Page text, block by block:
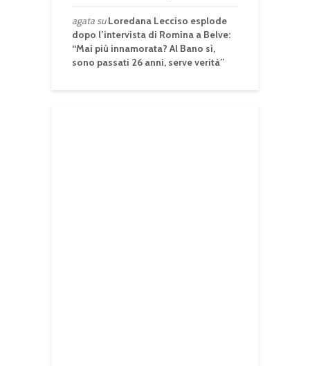
agatasuLoredana Lecciso esplode
dopo l’intervista di Romina a Belve:
“Mai più innamorata? Al Bano sì,
sono passati 26 anni, serve verità”